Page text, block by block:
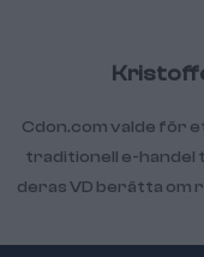
Cdon.com valde för
traditionell e-handel
deras VD berätta om